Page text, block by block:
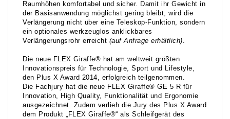
Raumhöhen komfortabel und sicher. Damit ihr Gewicht in
der Basisanwendung möglichst gering bleibt, wird die
Verlängerung nicht über eine Teleskop-Funktion, sondern
ein optionales werkzeuglos anklickbares
Verlängerungsrohr erreicht (auf Anfrage erhältlich).
Die neue FLEX Giraffe® hat am weltweit größten
Innovationspreis für Technologie, Sport und Lifestyle,
den Plus X Award 2014, erfolgreich teilgenommen.
Die Fachjury hat die neue FLEX Giraffe® GE 5 R für
Innovation, High Quality, Funktionalität und Ergonomie
ausgezeichnet. Zudem verlieh die Jury des Plus X Award
dem Produkt „FLEX Giraffe®“ als Schleifgerät des